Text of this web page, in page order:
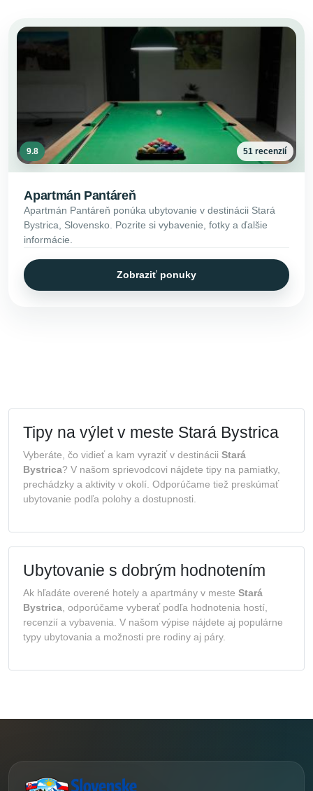
9.8 51 recenzií
Apartmán Pantáreň
Apartmán Pantáreň ponúka ubytovanie v destinácii Stará
Bystrica, Slovensko. Pozrite si vybavenie, fotky a ďalšie
informácie.
Zobraziť ponuky
Tipy na výlet v meste Stará Bystrica
Vyberáte, čo vidieť a kam vyraziť v destinácii Stará
Bystrica? V našom sprievodcovi nájdete tipy na pamiatky,
prechádzky a aktivity v okolí. Odporúčame tiež preskúmať
ubytovanie podľa polohy a dostupnosti.
Ubytovanie s dobrým hodnotením
Ak hľadáte overené hotely a apartmány v meste Stará
Bystrica , odporúčame vyberať podľa hodnotenia hostí,
recenzií a vybavenia. V našom výpise nájdete aj populárne
typy ubytovania a možnosti pre rodiny aj páry.